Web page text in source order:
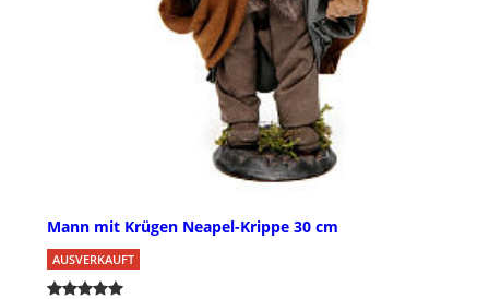
Mann mit Krügen Neapel-Krippe 30 cm
AUSVERKAUFT